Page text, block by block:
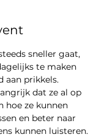
sneller gaat,
te maken
aan prikkels.
dat ze al op
hoe ze kunnen
en beter naar
kunnen luisteren.